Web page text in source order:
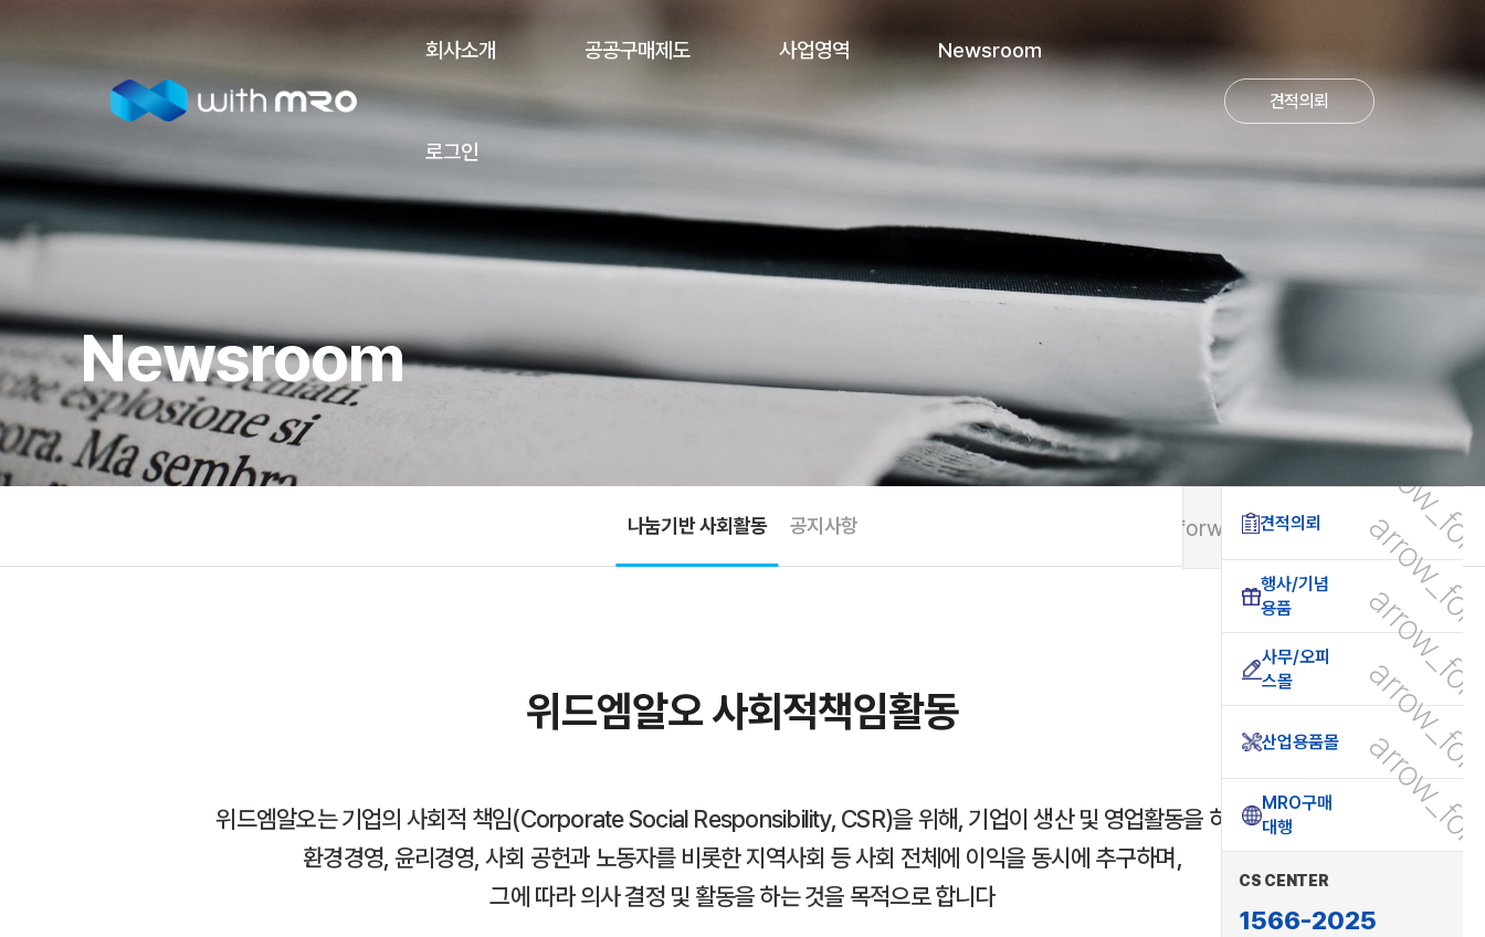
회사소개 공공구매제도 사업영역 Newsroom
로그인
견적의뢰
Newsroom
나눔기반 사회활동 공지사항
위드엠알오 사회적책임활동
위드엠알오는 기업의 사회적 책임(Corporate Social Responsibility, CSR)을 위해, 기업이 생산 및 영업활동을 하면서
환경경영, 윤리경영, 사회 공헌과 노동자를 비롯한 지역사회 등 사회 전체에 이익을 동시에 추구하며,
그에 따라 의사 결정 및 활동을 하는 것을 목적으로 합니다
arrow_forward_ios
견적의뢰
행사/기념
용품
사무/오피
스몰
산업용품몰
MRO구매
대행
CS CENTER
1566-2025